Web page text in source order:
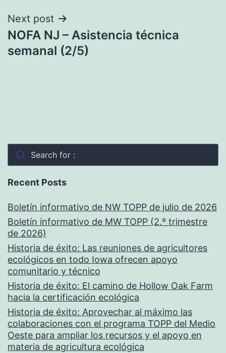
Next post
NOFA NJ – Asistencia técnica
semanal (2/5)
Search for :
Recent Posts
Boletín informativo de NW TOPP de julio de 2026
Boletín informativo de MW TOPP (2.º trimestre
de 2026)
Historia de éxito: Las reuniones de agricultores
ecológicos en todo Iowa ofrecen apoyo
comunitario y técnico
Historia de éxito: El camino de Hollow Oak Farm
hacia la certificación ecológica
Historia de éxito: Aprovechar al máximo las
colaboraciones con el programa TOPP del Medio
Oeste para ampliar los recursos y el apoyo en
materia de agricultura ecológica